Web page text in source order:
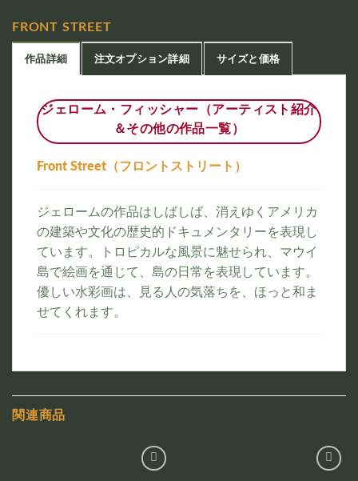
FRONT STREET
作品詳細 注文オプション詳細 サイズと価格
ジェローム・フィッシャー（アーティスト紹介
＆その他の作品一覧）
Front Street（フロントストリート）
ジェロームの作品はしばしば、消えゆくアメリカ
の建築や文化の歴史的ドキュメンタリーを表現し
ています。トロピカルな風景に魅せられ、マウイ
島で絵画を通じて、島の日常を表現しています。
優しい水彩画は、見る人の気落ちを、ほっと和ま
せてくれます。
関連商品